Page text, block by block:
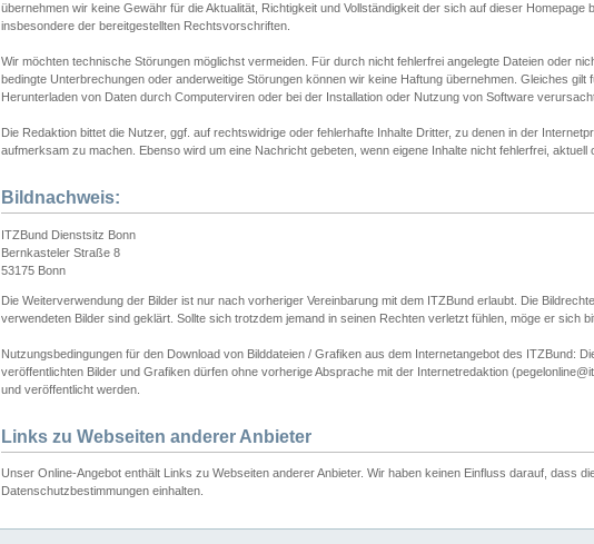
übernehmen wir keine Gewähr für die Aktualität, Richtigkeit und Vollständigkeit der sich auf dieser Homepage
insbesondere der bereitgestellten Rechtsvorschriften.
Wir möchten technische Störungen möglichst vermeiden. Für durch nicht fehlerfrei angelegte Dateien oder
bedingte Unterbrechungen oder anderweitige Störungen können wir keine Haftung übernehmen. Gleiches gilt
Herunterladen von Daten durch Computerviren oder bei der Installation oder Nutzung von Software
Die Redaktion bittet die Nutzer, ggf. auf rechtswidrige oder fehlerhafte Inhalte Dritter, zu denen in der
aufmerksam zu machen. Ebenso wird um eine Nachricht gebeten, wenn eigene Inhalte nicht fehlerfrei, aktuell
Bildnachweis:
ITZBund Dienstsitz Bonn
Bernkasteler Straße 8
53175 Bonn
Die Weiterverwendung der Bilder ist nur nach vorheriger Vereinbarung mit dem ITZBund erlaubt. Die
verwendeten Bilder sind geklärt. Sollte sich trotzdem jemand in seinen Rechten verletzt fühlen, möge er sich
Nutzungsbedingungen für den Download von Bilddateien / Grafiken aus dem Internetangebot des ITZBund:
veröffentlichten Bilder und Grafiken dürfen ohne vorherige Absprache mit der Internetredaktion
und veröffentlicht werden.
Links zu Webseiten anderer Anbieter
Unser Online-Angebot enthält Links zu Webseiten anderer Anbieter. Wir haben keinen Einfluss darauf, dass
Datenschutzbestimmungen einhalten.